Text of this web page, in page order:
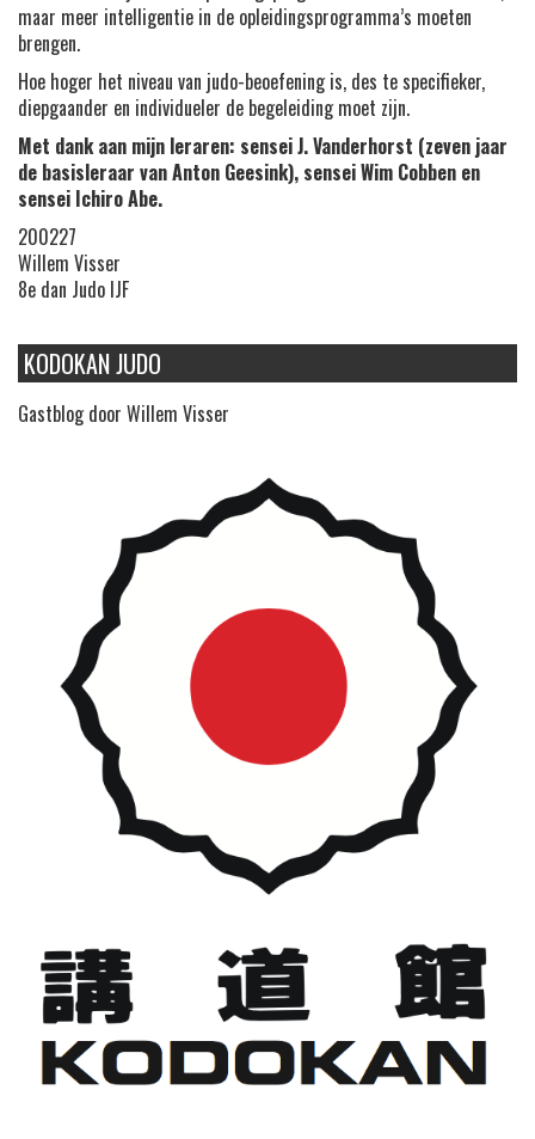
maar meer intelligentie in de opleidingsprogramma’s moeten
brengen.
Hoe hoger het niveau van judo-beoefening is, des te specifieker,
diepgaander en individueler de begeleiding moet zijn.
Met dank aan mijn leraren: sensei J. Vanderhorst (zeven jaar
de basisleraar van Anton Geesink), sensei Wim Cobben en
sensei Ichiro Abe.
200227
Willem Visser
8e dan Judo IJF
KODOKAN JUDO
Gastblog door Willem Visser